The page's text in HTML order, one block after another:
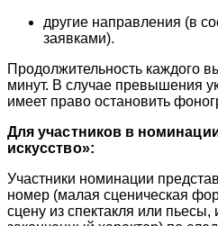
другие направления (в
заявками).
Продолжительность каждого
минут. В случае превышения
имеет право остановить
Для участников в
искусство»:
Участники номинации
номер (малая сценическая
сцену из спектакля или